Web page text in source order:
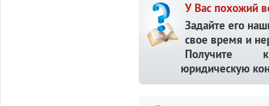
У Вас похожий
Задайте его
свое время и
Получите
юридическую